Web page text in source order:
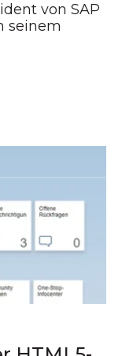
von SAP
seinem